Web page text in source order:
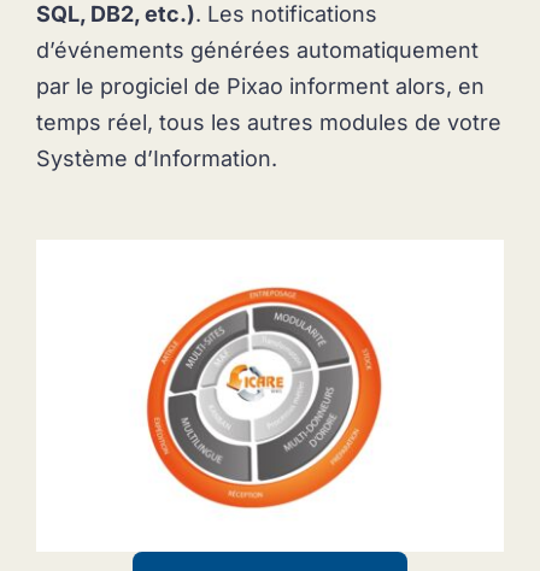
SQL, DB2, etc.). Les notifications
d’événements générées automatiquement
par le progiciel de Pixao informent alors, en
temps réel, tous les autres modules de votre
Système d’Information.